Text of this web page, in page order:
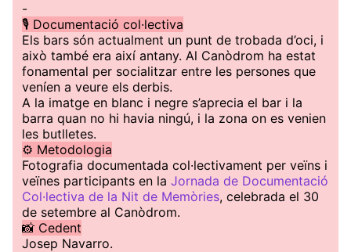
-
🎙️ Documentació col·lectiva
Els bars són actualment un punt de trobada d’oci, i
això també era així antany. Al Canòdrom ha estat
fonamental per socialitzar entre les persones que
veníen a veure els derbis.
A la imatge en blanc i negre s’aprecia el bar i la
barra quan no hi havia ningú, i la zona on es venien
les butlletes.
⚙️ Metodologia
Fotografia documentada col·lectivament per veïns i
veïnes participants en la Jornada de Documentació
Col·lectiva de la Nit de Memòries, celebrada el 30
de setembre al Canòdrom.
📸 Cedent
Josep Navarro.